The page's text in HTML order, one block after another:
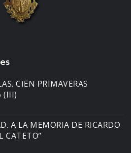
CIEN PRIMAVERAS
(III)
A LA MEMORIA DE RICARDO
CATETO”